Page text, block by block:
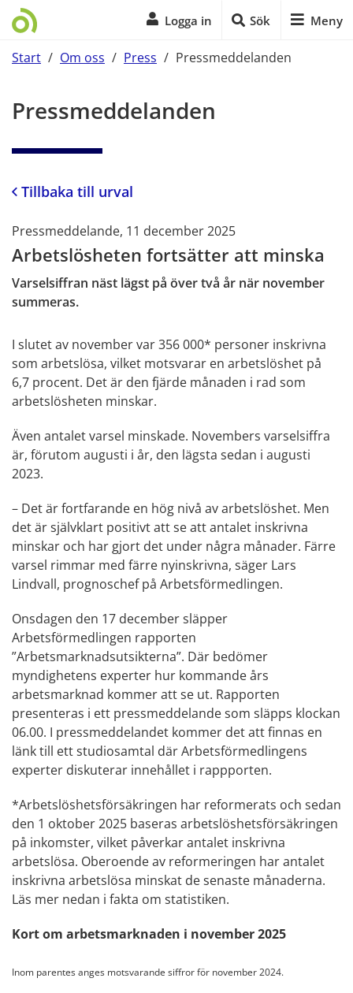
Logga in Sök Meny
Start / Om oss / Press / Pressmeddelanden
Pressmeddelanden
Tillbaka till urval
Pressmeddelande, 11 december 2025
Arbetslösheten fortsätter att minska
Varselsiffran näst lägst på över två år när november
summeras.
I slutet av november var 356 000* personer inskrivna
som arbetslösa, vilket motsvarar en arbetslöshet på
6,7 procent. Det är den fjärde månaden i rad som
arbetslösheten minskar.
Även antalet varsel minskade. Novembers varselsiffra
är, förutom augusti i år, den lägsta sedan i augusti
2023.
– Det är fortfarande en hög nivå av arbetslöshet. Men
det är självklart positivt att se att antalet inskrivna
minskar och har gjort det under några månader. Färre
varsel rimmar med färre nyinskrivna, säger Lars
Lindvall, prognoschef på Arbetsförmedlingen.
Onsdagen den 17 december släpper
Arbetsförmedlingen rapporten
”Arbetsmarknadsutsikterna”. Där bedömer
myndighetens experter hur kommande års
arbetsmarknad kommer att se ut. Rapporten
presenteras i ett pressmeddelande som släpps klockan
06.00. I pressmeddelandet kommer det att finnas en
länk till ett studiosamtal där Arbetsförmedlingens
experter diskuterar innehållet i rappporten.
*Arbetslöshetsförsäkringen har reformerats och sedan
den 1 oktober 2025 baseras arbetslöshetsförsäkringen
på inkomster, vilket påverkar antalet inskrivna
arbetslösa. Oberoende av reformeringen har antalet
inskrivna arbetslösa minskat de senaste månaderna.
Läs mer nedan i fakta om statistiken.
Kort om arbetsmarknaden i november 2025
Inom parentes anges motsvarande siffror för november 2024.